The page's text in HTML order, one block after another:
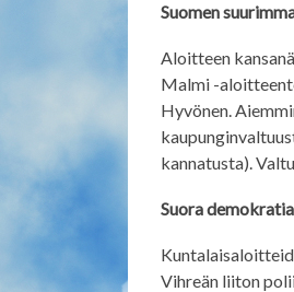
Suomen
Aloitteen
Malmi -
Hyvönen.
kannatusta).
Suora
Vihreän liiton